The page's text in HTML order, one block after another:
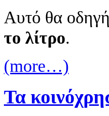
Αυτό θα
το λίτρο.
(more…)
Τα